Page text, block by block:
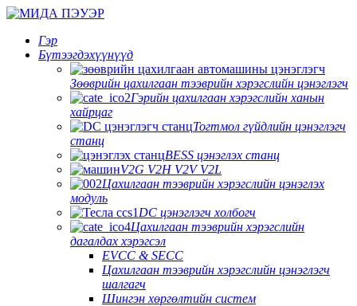
Гэр
Бүтээгдэхүүнүүд
Зөөврийн цахилгаан тээврийн хэрэгслийн цэнэглэгч
Гэрийн цахилгаан хэрэгслийн ханын
хайрцаг
Тогтмол гүйдлийн цэнэглэгч
станц
BESS цэнэглэх станц
V2G V2H V2V V2L
Цахилгаан тээврийн хэрэгслийн цэнэглэх
модуль
DC цэнэглэгч холбогч
Цахилгаан тээврийн хэрэгслийн
дагалдах хэрэгсэл
EVCC & SECC
Цахилгаан тээврийн хэрэгслийн цэнэглэгч
шалгагч
Шингэн хөргөлтийн систем